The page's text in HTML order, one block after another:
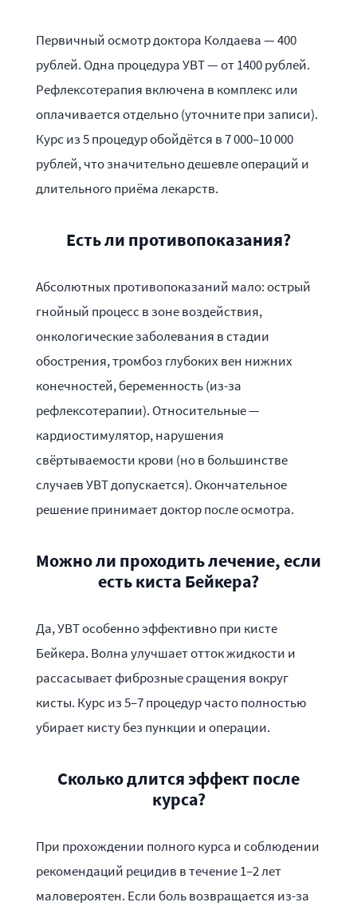
Первичный осмотр доктора Колдаева — 400
рублей. Одна процедура УВТ — от 1400 рублей.
Рефлексотерапия включена в комплекс или
оплачивается отдельно (уточните при записи).
Курс из 5 процедур обойдётся в 7 000–10 000
рублей, что значительно дешевле операций и
длительного приёма лекарств.
Есть ли противопоказания?
Абсолютных противопоказаний мало: острый
гнойный процесс в зоне воздействия,
онкологические заболевания в стадии
обострения, тромбоз глубоких вен нижних
конечностей, беременность (из-за
рефлексотерапии). Относительные —
кардиостимулятор, нарушения
свёртываемости крови (но в большинстве
случаев УВТ допускается). Окончательное
решение принимает доктор после осмотра.
Можно ли проходить лечение, если
есть киста Бейкера?
Да, УВТ особенно эффективно при кисте
Бейкера. Волна улучшает отток жидкости и
рассасывает фиброзные сращения вокруг
кисты. Курс из 5–7 процедур часто полностью
убирает кисту без пункции и операции.
Сколько длится эффект после
курса?
При прохождении полного курса и соблюдении
рекомендаций рецидив в течение 1–2 лет
маловероятен. Если боль возвращается из-за